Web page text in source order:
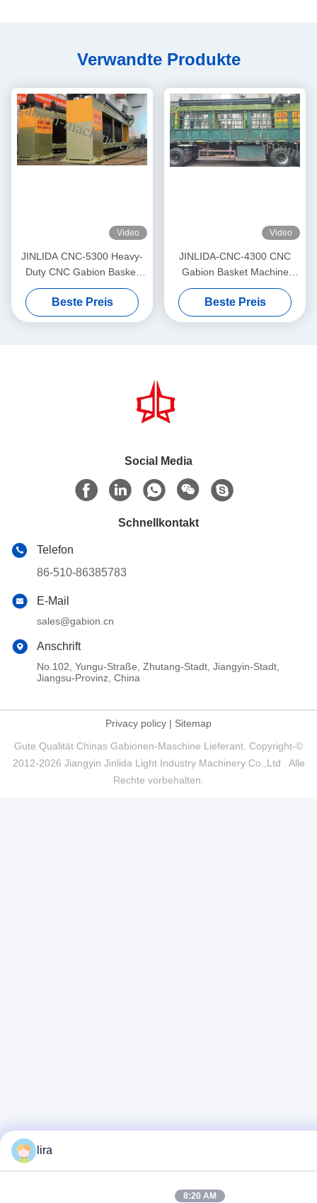
Verwandte Produkte
Video
JINLIDA CNC-5300 Heavy-
Duty CNC Gabion Basket
Welding Machine 5300mm
Width Double Twist Mesh
Production Equipment
Beste Preis
Video
JINLIDA-CNC-4300 CNC
Gabion Basket Machine
4300mm Working Width
Servo-Driven Double Twist
Mesh Equipment
Beste Preis
Social Media
Schnellkontakt
Telefon
86-510-86385783
E-Mail
sales@gabion.cn
Anschrift
No.102, Yungu-Straße, Zhutang-Stadt, Jiangyin-Stadt,
Jiangsu-Provinz, China
Privacy policy | Sitemap
Gute Qualität Chinas Gabionen-Maschine Lieferant. Copyright-©
2012-2026 Jiangyin Jinlida Light Industry Machinery Co.,Ltd . Alle
Rechte vorbehalten.
lira
8:20 AM